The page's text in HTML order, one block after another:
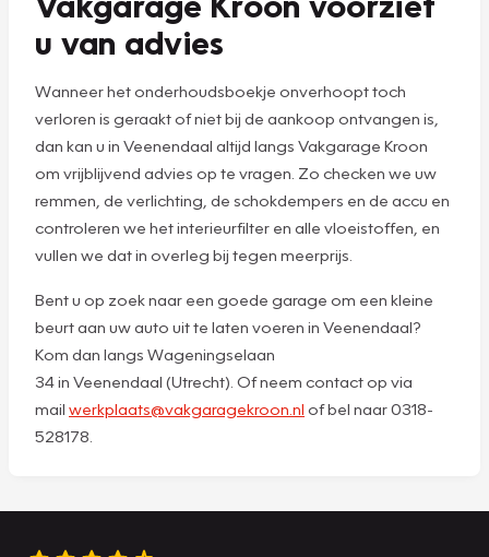
u van advies
Wanneer het onderhoudsboekje onverhoopt toch
verloren is geraakt of niet bij de aankoop ontvangen is,
dan kan u in Veenendaal altijd langs Vakgarage Kroon
om vrijblijvend advies op te vragen. Zo checken we uw
remmen, de verlichting, de schokdempers en de accu en
controleren we het interieurfilter en alle vloeistoffen, en
vullen we dat in overleg bij tegen meerprijs.
Bent u op zoek naar een goede garage om een kleine
beurt aan uw auto uit te laten voeren in Veenendaal?
Kom dan langs Wageningselaan
34 in Veenendaal (Utrecht). Of neem contact op via
mail werkplaats@vakgaragekroon.nl of bel naar 0318-
528178.